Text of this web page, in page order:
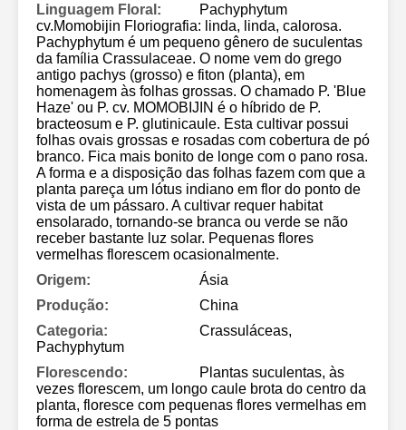
Linguagem Floral:
Pachyphytum
cv.Momobijin Floriografia: linda, linda, calorosa.
Pachyphytum é um pequeno gênero de suculentas
da família Crassulaceae. O nome vem do grego
antigo pachys (grosso) e fiton (planta), em
homenagem às folhas grossas. O chamado P. 'Blue
Haze' ou P. cv. MOMOBIJIN é o híbrido de P.
bracteosum e P. glutinicaule. Esta cultivar possui
folhas ovais grossas e rosadas com cobertura de pó
branco. Fica mais bonito de longe com o pano rosa.
A forma e a disposição das folhas fazem com que a
planta pareça um lótus indiano em flor do ponto de
vista de um pássaro. A cultivar requer habitat
ensolarado, tornando-se branca ou verde se não
receber bastante luz solar. Pequenas flores
vermelhas florescem ocasionalmente.
Origem:
Ásia
Produção:
China
Categoria:
Crassuláceas,
Pachyphytum
Florescendo:
Plantas suculentas, às
vezes florescem, um longo caule brota do centro da
planta, floresce com pequenas flores vermelhas em
forma de estrela de 5 pontas